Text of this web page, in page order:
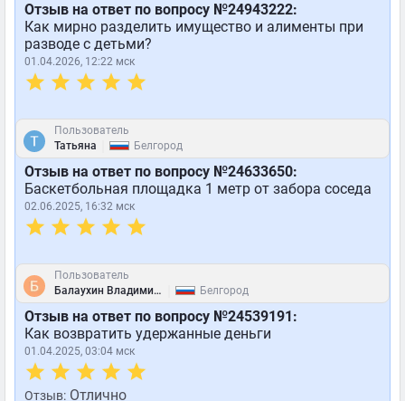
Отзыв на ответ по вопросу №24943222:
Как мирно разделить имущество и алименты при
разводе с детьми?
01.04.2026, 12:22 мск
Пользователь
Татьяна
Белгород
Отзыв на ответ по вопросу №24633650:
Баскетбольная площадка 1 метр от забора соседа
02.06.2025, 16:32 мск
Пользователь
Балаухин Владимир Александрович
Белгород
Отзыв на ответ по вопросу №24539191:
Как возвратить удержанные деньги
01.04.2025, 03:04 мск
Отзыв: Отлично